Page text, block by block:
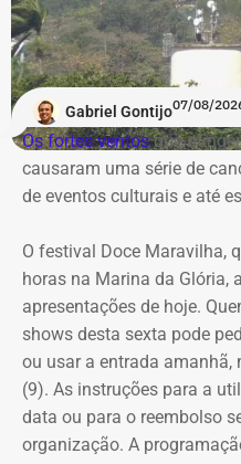
Gabriel Gontijo07/08/
Os fortes ventosque
causaram uma série de
de eventos culturais e até
O festival Doce Maravilha,
horas na Marina da Glória,
apresentações de hoje.
shows desta sexta pode
ou usar a entrada
(9). As instruções para a
data ou para o reembolso
organização. A